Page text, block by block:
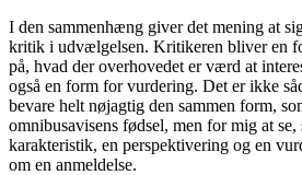
I den sammenhæng giver det mening at
kritik i udvælgelsen. Kritikeren bliver en
på, hvad der overhovedet er værd at
også en form for vurdering. Det er ikke
bevare helt nøjagtig den sammen form,
omnibusavisens fødsel, men for mig at
karakteristik, en perspektivering og en
om en anmeldelse.